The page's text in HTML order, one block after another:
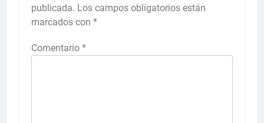
publicada. Los campos obligatorios están
marcados con *
Comentario *